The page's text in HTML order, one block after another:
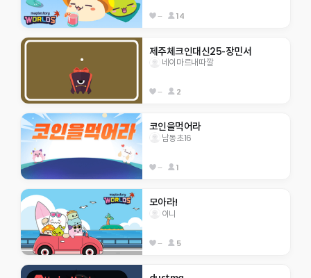
-- 14
제주체크인대신25-장민서
네이마르내따깔
-- 2
코인을먹어라
남동초16
-- 1
모아라!
이니
-- 5